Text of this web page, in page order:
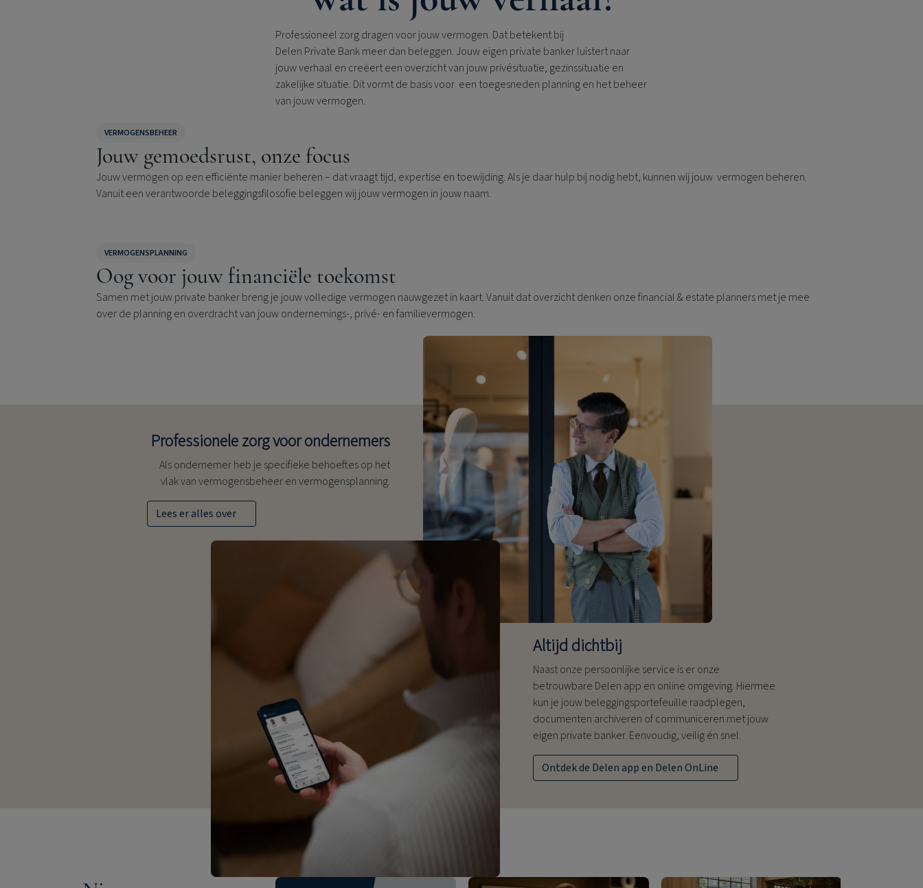
Professioneel zorg dragen voor jouw vermogen. Dat betekent bij
Delen Private Bankmeer dan beleggen. Jouw eigen private banker luistert naar
jouw verhaal en creëert een overzicht van jouw privésituatie, gezinssituatie en
zakelijke situatie. Dit vormt de basis voor een toegesneden planning en het beheer
van jouw vermogen.
VERMOGENSBEHEER
Jouw gemoedsrust, onze focus
Jouw vermogen op een efficiënte manier beheren – dat vraagt tijd, expertise en toewijding. Als je daar hulp bij nodig hebt, kunnen wij jouw vermogen beheren.
Vanuit een verantwoorde beleggingsfilosofie beleggen wij jouw vermogen in jouw naam.
VERMOGENSPLANNING
Oog voor jouw financiële toekomst
Samen met jouw private banker breng je jouw volledige vermogen nauwgezet in kaart. Vanuit dat overzicht denken onze financial & estate planners met je mee
over de planning en overdracht van jouw ondernemings-, privé- en familievermogen.
Professionele zorg voor ondernemers
Als ondernemer heb je specifieke behoeftes op het
vlak van vermogensbeheer en vermogensplanning.
Lees er alles over
Altijd dichtbij
Naast onze persoonlijke service is er onze
betrouwbare Delen app en online omgeving. Hiermee
kun je jouw beleggingsportefeuille raadplegen,
documenten archiveren of communiceren met jouw
eigen private banker. Eenvoudig, veilig én snel.
Ontdek de Delen app en Delen OnLine